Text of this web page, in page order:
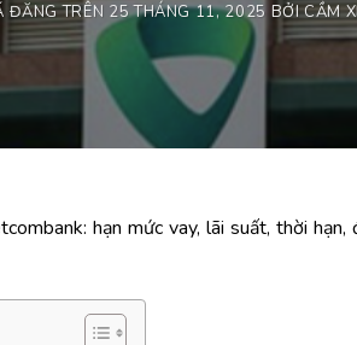
ĐĂNG TRÊN 25 THÁNG 11, 2025 BỞICẦM
hạn mức vay, lãi suất, thời